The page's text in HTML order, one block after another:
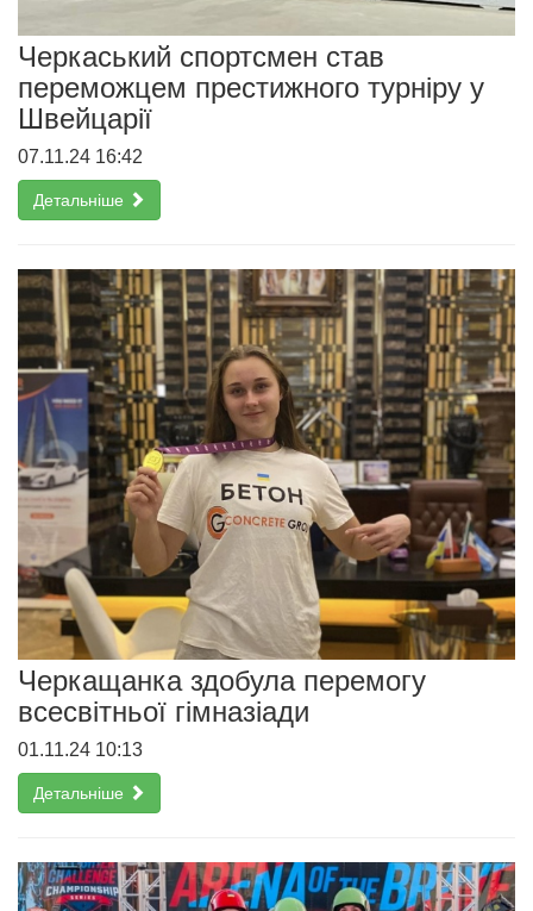
Черкаський спортсмен став
переможцем престижного турніру у
Швейцарії
07.11.24 16:42
Детальніше
Черкащанка здобула перемогу
всесвітньої гімназіади
01.11.24 10:13
Детальніше